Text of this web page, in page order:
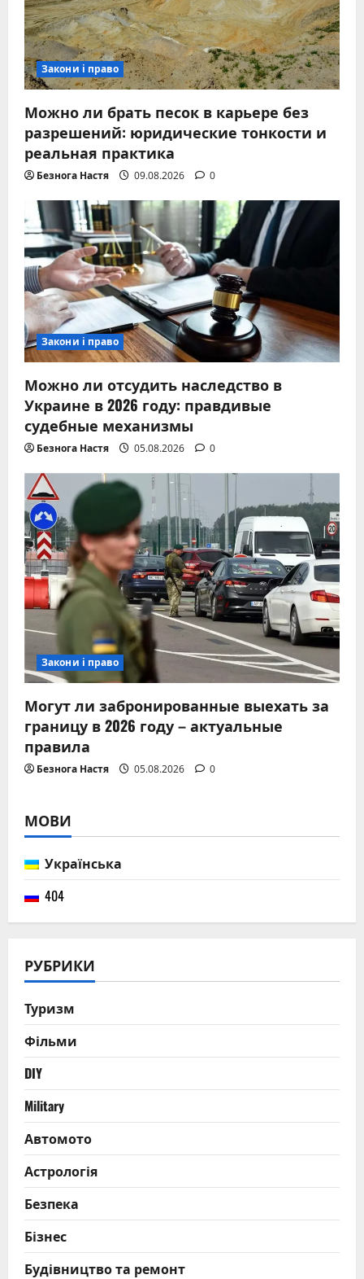
Закони і право
Можно ли брать песок в карьере без
разрешений: юридические тонкости и
реальная практика
Безнога Настя 09.08.2026 0
Закони і право
Можно ли отсудить наследство в
Украине в 2026 году: правдивые
судебные механизмы
Безнога Настя 05.08.2026 0
Закони і право
Могут ли забронированные выехать за
границу в 2026 году – актуальные
правила
Безнога Настя 05.08.2026 0
МОВИ
Українська
404
РУБРИКИ
Туризм
Фільми
DIY
Military
Автомото
Астрологія
Безпека
Бізнес
Будівництво та ремонт